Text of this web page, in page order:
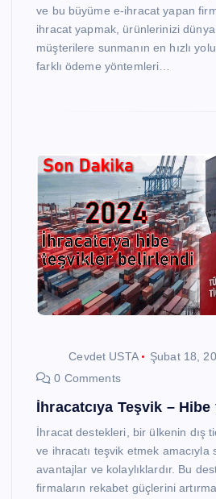
ve bu büyüme e-ihracat yapan
ihracat yapmak, ürünlerinizi
müşterilere sunmanın en hızlı
farklı ödeme yöntemleri…
Cevdet USTA
Şubat 18,
0 Comments
İhracatcıya Teşvik – Hibe
İhracat destekleri, bir ülkenin dış
ve ihracatı teşvik etmek amacıyla
avantajlar ve kolaylıklardır. Bu
firmaların rekabet güçlerini